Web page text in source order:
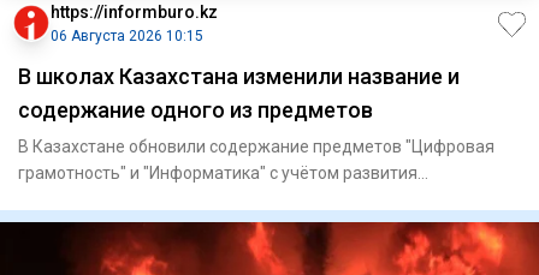
https://informburo.kz
06 Августа 2026 10:15
В школах Казахстана изменили название и
содержание одного из предметов
В Казахстане обновили содержание предметов "Цифровая
грамотность" и "Информатика" с учётом развития